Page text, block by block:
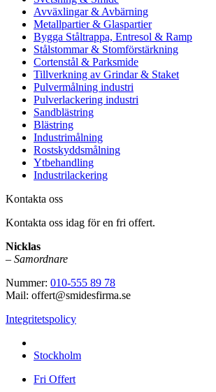
Avväxlingar & Avbärning
Metallpartier & Glaspartier
Bygga Ståltrappa, Entresol & Ramp
Stålstommar & Stomförstärkning
Cortenstål & Parksmide
Tillverkning av Grindar & Staket
Pulvermålning industri
Pulverlackering industri
Sandblästring
Blästring
Industrimålning
Rostskyddsmålning
Ytbehandling
Industrilackering
Kontakta oss
Kontakta oss idag för en fri offert.
Nicklas
– Samordnare
Nummer: 010-555 89 78
Mail: offert@smidesfirma.se
Integritetspolicy
Stockholm
Fri Offert